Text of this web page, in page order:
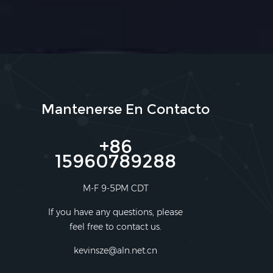
Mantenerse En Contacto
+86
15960789288
M-F 9-5PM CDT
If you have any questions, please
feel free to contact us.
kevinsze@aln.net.cn